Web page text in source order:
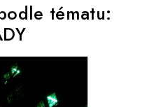
tématu: